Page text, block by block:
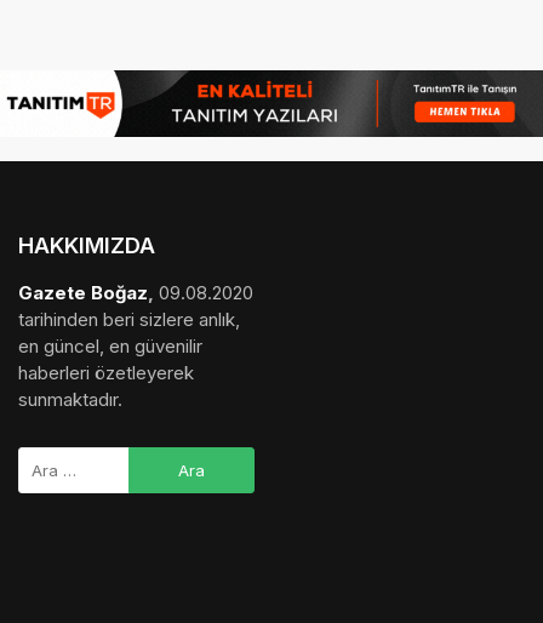
HAKKIMIZDA
Gazete Boğaz, 09.08.2020
tarihinden beri sizlere anlık,
en güncel, en güvenilir
haberleri özetleyerek
sunmaktadır.